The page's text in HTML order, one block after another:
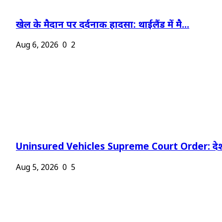
खेल के मैदान पर दर्दनाक हादसा: थाईलैंड में मै...
Aug 6, 2026 0 2
Uninsured Vehicles Supreme Court Order:
Aug 5, 2026 0 5